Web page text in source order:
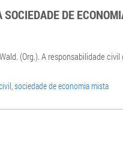
DE
(Org.). A responsabilidade
,sociedade de economia mista